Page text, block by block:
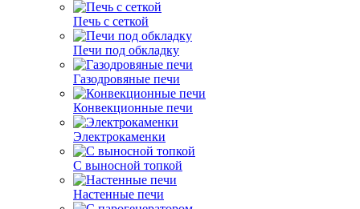
Печь с сеткой
Печи под обкладку
Газодровяные печи
Конвекционные печи
Электрокаменки
С выносной топкой
Настенные печи